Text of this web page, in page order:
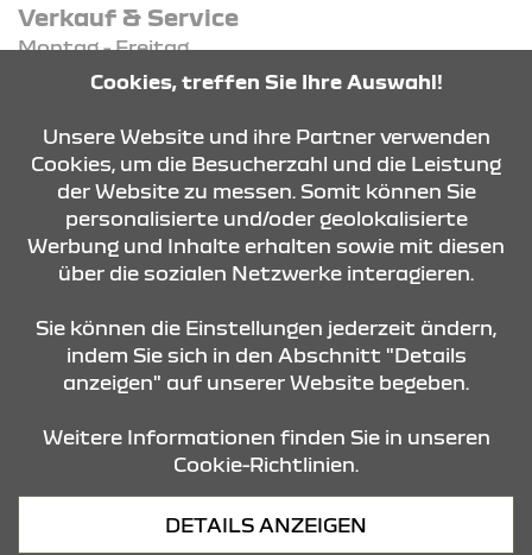
Verkauf & Service
Montag - Freitag
07:30 Uhr - 18:00 Uhr
09:00 Uhr - 14:00 Uhr
KONTAKT & ANFAHRT
Datenschutz
Cookies, treffen Sie Ihre Auswahl!
Unsere Website und ihre Partner verwenden
Cookies, um die Besucherzahl und die Leistung
der Website zu messen. Somit können Sie
personalisierte und/oder geolokalisierte
Werbung und Inhalte erhalten sowie mit diesen
über die sozialen Netzwerke interagieren.
Sie können die Einstellungen jederzeit ändern,
indem Sie sich in den Abschnitt "Details
anzeigen" auf unserer Website begeben.
Weitere Informationen finden Sie in unseren
Cookie-Richtlinien.
DETAILS ANZEIGEN